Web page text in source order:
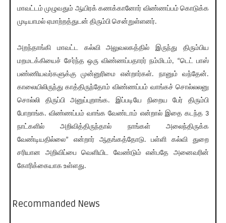
மாவட்டம் முழுவதும் ஆயிரக் கணக்கானோர் விண்ணப்பம் கொடுக்க
முடியாமல் ஏமாற்றத்துடன் திரும்பி சென்றுள்ளனர்.
அறந்தாங்கி மாவட்ட கல்வி அலுவலகத்தில் இருந்து திரும்பிய
மறமடக்கியைச் சேர்ந்த ஒரு விண்ணப்பதாரர் நம்மிடம், “டெட் பாஸ்
பண்ணியவர்களுக்கு முன்னுரிமை என்றார்கள். நானும் வந்தேன்.
காலையிலிருந்து காத்திருந்தோம் விண்ணப்பம் வாங்கச் சொல்லலனு
சொல்லி திருப்பி அனுப்புறாங்க. இப்படியே நிறைய பேர் திரும்பி
போறாங்க. விண்ணப்பம் வாங்க வேண்டாம் என்றால் இதை கடந்த 3
நாட்களில் அறிவித்திருந்தால் நாங்கள் அலைந்திருக்க
வேண்டியதில்லை” என்றார் ஆதங்கத்தோடு. பள்ளி கல்வி துறை
சரியான அறிவிப்பை வெளியிட வேண்டும் என்பதே அனைவரின்
கோரிக்கையாக உள்ளது.
Recommanded News